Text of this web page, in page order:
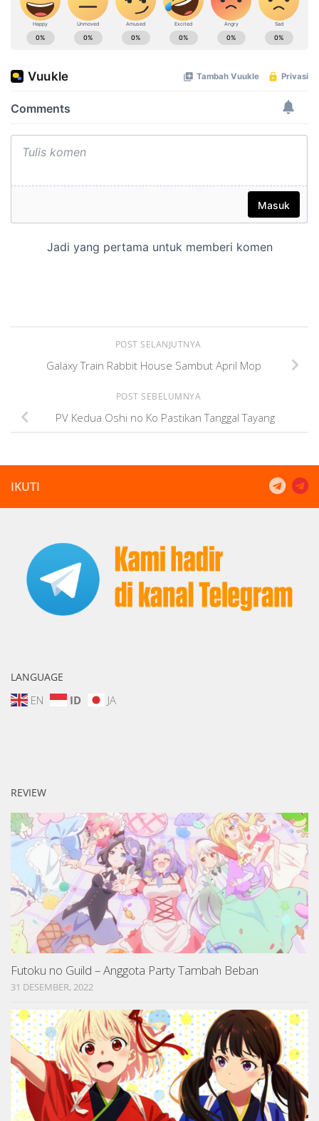
POST SELANJUTNYA
Galaxy Train Rabbit House Sambut April Mop
POST SEBELUMNYA
PV Kedua Oshi no Ko Pastikan Tanggal Tayang
IKUTI
LANGUAGE
EN ID JA
REVIEW
Futoku no Guild – Anggota Party Tambah Beban
31 DESEMBER, 2022